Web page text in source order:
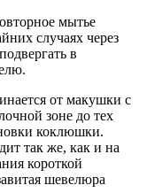
мытье
случаях через
в
от макушки с
зоне до тех
коклюшки.
так же, как и на
короткой
шевелюра